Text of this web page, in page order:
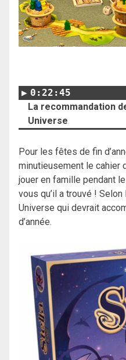
0:22:45
La recommandation
Universe
Pour les fêtes de fin
minutieusement le cahier
jouer en famille pendant
vous qu’il a trouvé !
Universe qui devrait
d’année.